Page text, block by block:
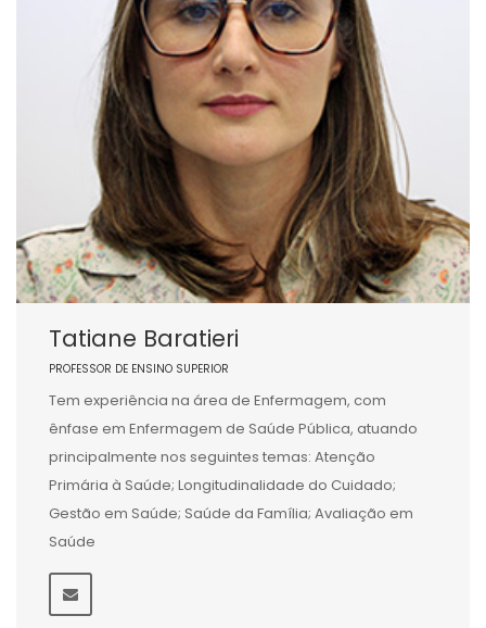
Tatiane Baratieri
PROFESSOR DE ENSINO SUPERIOR
Tem experiência na área de Enfermagem, com
ênfase em Enfermagem de Saúde Pública, atuando
principalmente nos seguintes temas: Atenção
Primária à Saúde; Longitudinalidade do Cuidado;
Gestão em Saúde; Saúde da Família; Avaliação em
Saúde